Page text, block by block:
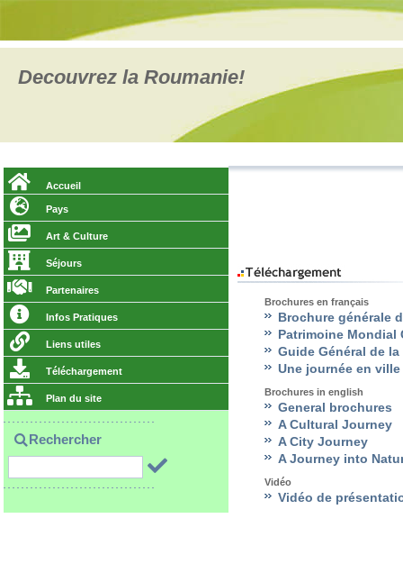
Decouvrez la Roumanie!
Accueil
Pays
Art & Culture
Séjours
Partenaires
Infos Pratiques
Liens utiles
Téléchargement
Plan du site
Rechercher
Brochures en français
Brochure générale
Patrimoine Mondial
Guide Général de
Une journée en ville
Brochures in english
General brochures
A Cultural Journey
A City Journey
A Journey into
Vidéo
Vidéo de